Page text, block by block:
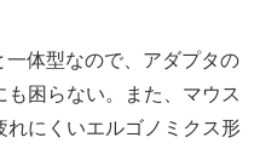
体型なので、アダプタの
困らない。また、マウス
にくいエルゴノミクス形